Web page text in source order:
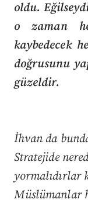
oldu.
o zaman
kaybedecek
doğrusunu
güzeldir.
İhvan da
Stratejide
yormalıdırlar
Müslümanlar